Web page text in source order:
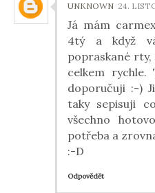
UNKNOWN 24.
Já mám
4tý a když
popraskané
celkem
doporučuji :-)
taky sepisuji
všechno
potřeba a
:-D
Odpovědět